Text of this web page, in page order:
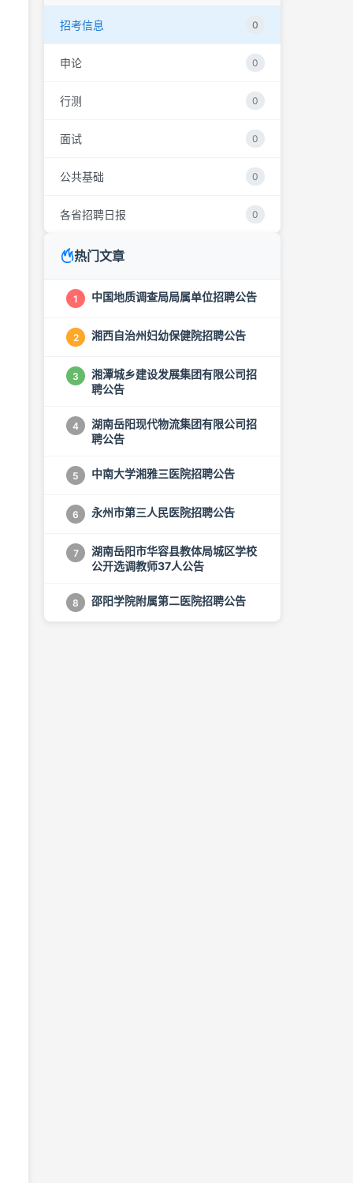
招考信息 0
申论 0
行测 0
面试 0
公共基础 0
各省招聘日报 0
热门文章
1 中国地质调查局局属单位招聘公告
2 湘西自治州妇幼保健院招聘公告
3
湘潭城乡建设发展集团有限公司招
聘公告
4
湖南岳阳现代物流集团有限公司招
聘公告
5 中南大学湘雅三医院招聘公告
6 永州市第三人民医院招聘公告
7
湖南岳阳市华容县教体局城区学校
公开选调教师37人公告
8 邵阳学院附属第二医院招聘公告